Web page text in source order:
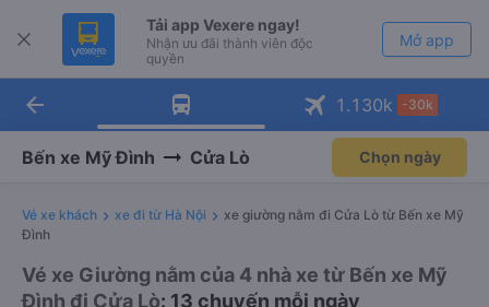
Tải app Vexere ngay!
Nhận ưu đãi thành viên độc
quyền
Mở app
Tải app Vexere
-30k/ghế khi đặt vé máy bay qua
Mở app
arrow_back 1.130k -30k
Bến xe Mỹ Đình Cửa Lò Chọn ngày
Vé xe khách xe đi từ Hà Nội
xe giường nằm đi Cửa Lò từ Bến xe Mỹ
Đình
Vé xe Giường nằm của 4 nhà xe từ Bến xe Mỹ
Đình đi Cửa Lò: 13 chuyến mỗi ngày